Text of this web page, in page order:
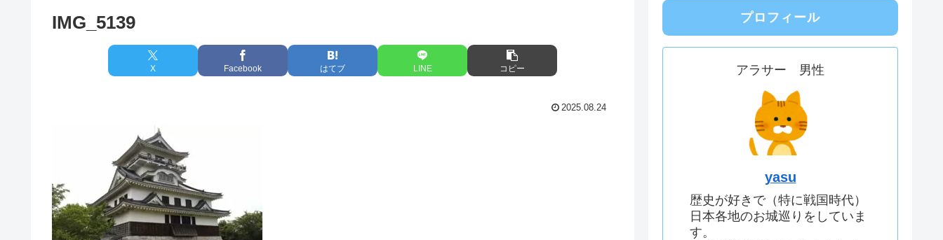
IMG_5139
X Facebook はてブ LINE コピー
2025.08.24
プロフィール
アラサー 男性
yasu
歴史が好きで（特に戦国時代）
日本各地のお城巡りをしていま
す。